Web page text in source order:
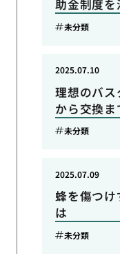
助金制度を
未分類
理想のバ
から交換ま
2025.07.10
未分類
蜂を傷つ
は
2025.07.09
未分類